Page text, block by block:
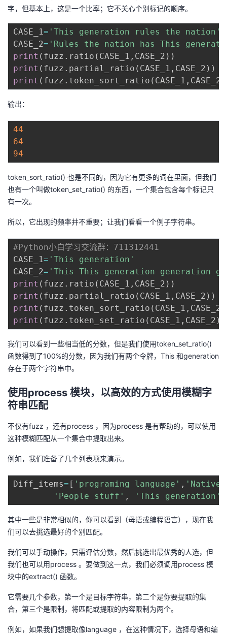
字，但基本上，这是一个比率；它不关心个别标记的顺序。
CASE_1= 'This generation rules the nation'
CASE_2= 'Rules the nation has This
print ( fuzz . ratio ( CASE_1 , CASE_2 ) )
print ( fuzz . partial_ratio ( CASE_1 , CASE_2 ) )
print ( fuzz . token_sort_ratio ( CASE_1 , CASE_2
输出：
44
64
94
token_sort_ratio() 也是不同的，因为它有更多的词在里面，但我们
也有一个叫做token_set_ratio() 的东西，一个集合包含每个标记只
有一次。
所以，它出现的频率并不重要；让我们看看一个例子字符串。
#Python小白学习交流群：711312441
CASE_1= 'This generation'
CASE_2= 'This This generation generation
print ( fuzz . ratio ( CASE_1 , CASE_2 ) )
print ( fuzz . partial_ratio ( CASE_1 , CASE_2 ) )
print ( fuzz . token_sort_ratio ( CASE_1 , CASE_2
print ( fuzz . token_set_ratio ( CASE_1 , CASE_2 )
我们可以看到一些相当低的分数，但是我们使用token_set_ratio()
函数得到了100%的分数，因为我们有两个令牌，This 和generation
存在于两个字符串中。
使用process 模块，以高效的方式使用模糊字
符串匹配
不仅有fuzz ，还有process ，因为process 是有帮助的，可以使用
这种模糊匹配从一个集合中提取出来。
例如，我们准备了几个列表项来演示。
Diff_items= [ 'programing language' , 'Native
'People stuff' , 'This generation'
其中一些是非常相似的，你可以看到（母语或编程语言），现在我
们可以去挑选最好的个别匹配。
我们可以手动操作，只需评估分数，然后挑选出最优秀的人选，但
我们也可以用process 。要做到这一点，我们必须调用process 模
块中的extract() 函数。
它需要几个参数，第一个是目标字符串，第二个是你要提取的集
合，第三个是限制，将匹配或提取的内容限制为两个。
例如，如果我们想提取像language ，在这种情况下，选择母语和编